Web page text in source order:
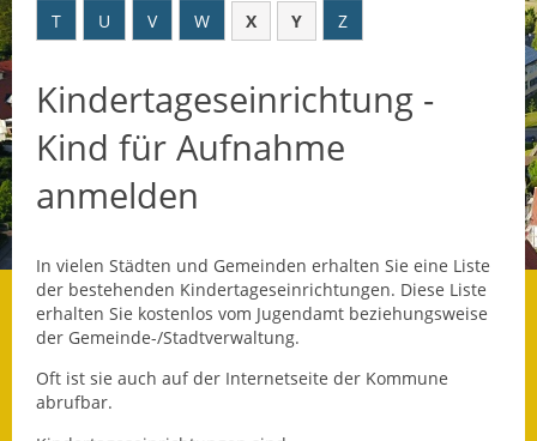
Datenschutz
Datenschutz im
Steueramt
Was die Alten noch
wussten!
Wagner-Werkstatt
Informationsbroschüre
T
U V W X Y Z
Kindertageseinrichtung -
Kind für Aufnahme
anmelden
In vielen Städten und Gemeinden erhalten Sie eine Liste
der bestehenden Kindertageseinrichtungen. Diese Liste
erhalten Sie kostenlos vom Jugendamt beziehungsweise
der Gemeinde-/Stadtverwaltung.
Oft ist sie auch auf der Internetseite der Kommune
abrufbar.